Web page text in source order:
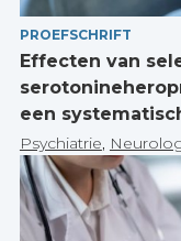
PROEFSCHRIFT
Effecten van
een
Psychiatrie,